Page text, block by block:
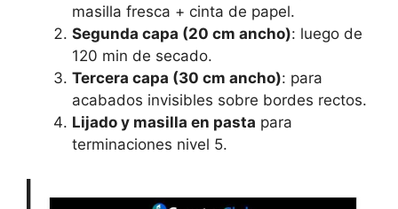
masilla fresca + cinta de papel.
Segunda capa (20 cm ancho): luego de
120 min de secado.
Tercera capa (30 cm ancho): para
acabados invisibles sobre bordes rectos.
Lijado y masilla en pasta para
terminaciones nivel 5.